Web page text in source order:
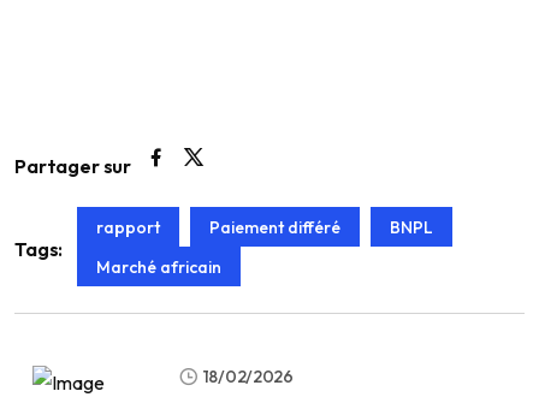
Partager sur
Tags:
rapport Paiement différé
BNPL
Marché africain
18/02/2026